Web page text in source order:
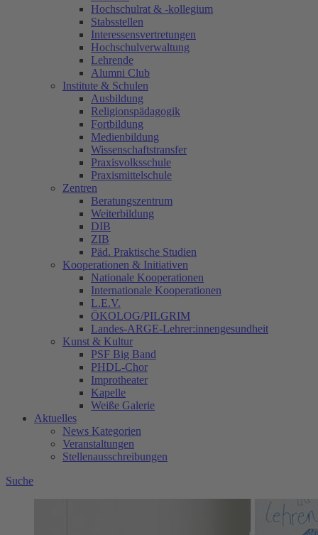
Hochschulrat & -kollegium
Stabsstellen
Interessensvertretungen
Hochschulverwaltung
Lehrende
Alumni Club
Institute & Schulen
Ausbildung
Religionspädagogik
Fortbildung
Medienbildung
Wissenschaftstransfer
Praxisvolksschule
Praxismittelschule
Zentren
Beratungszentrum
Weiterbildung
DIB
ZIB
Päd. Praktische Studien
Kooperationen & Initiativen
Nationale Kooperationen
Internationale Kooperationen
L.E.V.
ÖKOLOG/PILGRIM
Landes-ARGE-Lehrer:innengesundheit
Kunst & Kultur
PSF Big Band
PHDL-Chor
Improtheater
Kapelle
Weiße Galerie
Aktuelles
News Kategorien
Veranstaltungen
Stellenausschreibungen
Suche